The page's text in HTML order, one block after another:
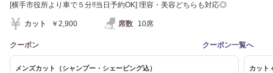
[横手市役所より車で５分!!当日予約OK] 理容・美容どちらも対応◎
カット ￥2,900 席数 10席
クーポン クーポン一覧へ
メンズカット（シャンプー・シェービング込） カット